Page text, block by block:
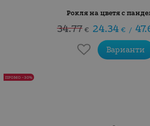
Рокля на цветя с
34.77 € 24.34 € /
Варианти
ПРОМО -30%